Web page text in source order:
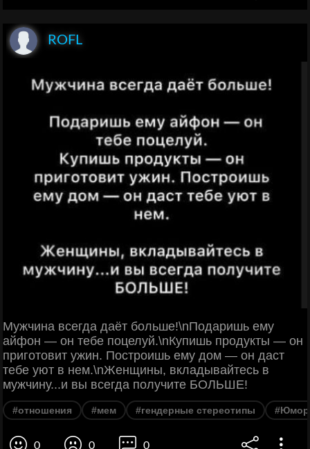
ROFL
Мужчина всегда даёт больше!\nПодаришь ему
айфон — он тебе поцелуй.\nКупишь продукты — он
приготовит ужин. Построишь ему дом — он даст
тебе уют в нем.\nЖенщины, вкладывайтесь в
мужчину...и вы всегда получите БОЛЬШЕ!
#отношения #мем #гендерные стереотипы #Юмор
0 0 0